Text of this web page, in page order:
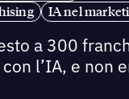
IA nel
a 300
l’IA, e non